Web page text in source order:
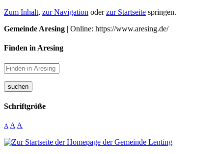
Zum Inhalt, zur Navigation oderzur Startseite springen.
Gemeinde Aresing | Online: https://www.aresing.de/
Finden in Aresing
suchen
Schriftgröße
A A A